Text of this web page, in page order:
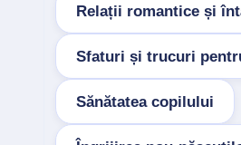
Relații romantice și
Sfaturi și trucuri
Sănătatea copilului